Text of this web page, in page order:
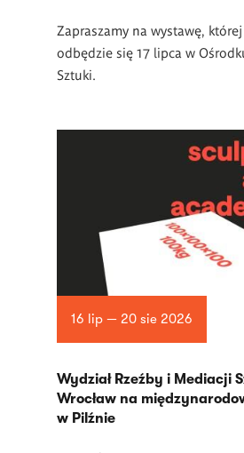
Zapraszamy na wystawę,
odbędzie się 17 lipca w
Sztuki.
16 lip — 20 sie 2026
Wydział Rzeźby i Mediacji
Wrocław na
w Pilźnie